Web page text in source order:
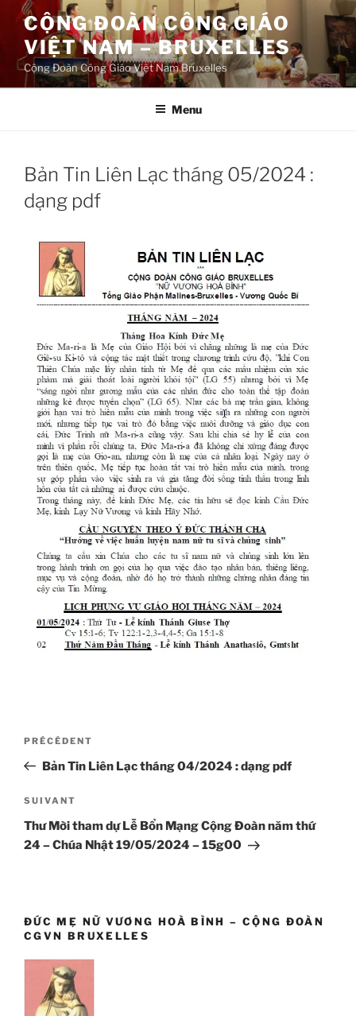
Aller
contenu
principal
CỘNG ĐOÀN CÔNG GIÁO
VIỆT NAM – BRUXELLES
Cộng Đoàn Công Giáo Việt Nam Bruxelles
Menu
Bản Tin Liên Lạc tháng 05/2024 :
dạng pdf
Navigation
l’article
Article
précédent
PRÉCÉDENT
Bản Tin Liên Lạc tháng 04/2024 : dạng pdf
Article
suivant
SUIVANT
Thư Mời tham dự Lễ Bổn Mạng Cộng Đoàn năm thứ
24 – Chúa Nhật 19/05/2024 – 15g00
ĐỨC MẸ NỮ VƯƠNG HOÀ BÌNH – CỘNG ĐOÀN
CGVN BRUXELLES